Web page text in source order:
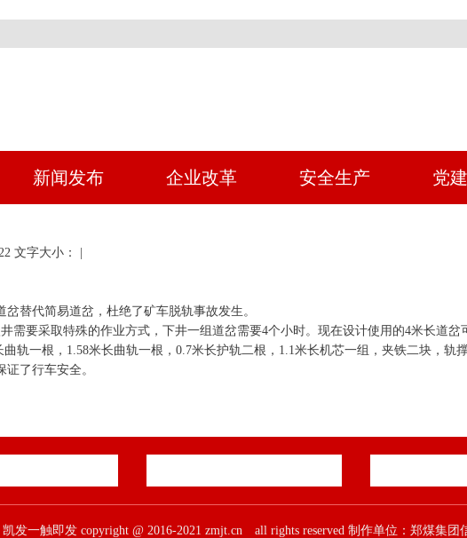
新闻发布 企业改革 安全生产 党
文字大小： |
替代简易道岔，杜绝了矿车脱轨事故发生。
需要采取特殊的作业方式，下井一组道岔需要4个小时。现在设计使用的4米长道岔
轨一根，1.58米长曲轨一根，0.7米长护轨二根，1.1米长机芯一组，夹铁二块，
了行车安全。
凯发一触即发 copyright @ 2016-2021 zmjt.cn all rights reserved 制作单位：郑煤集团